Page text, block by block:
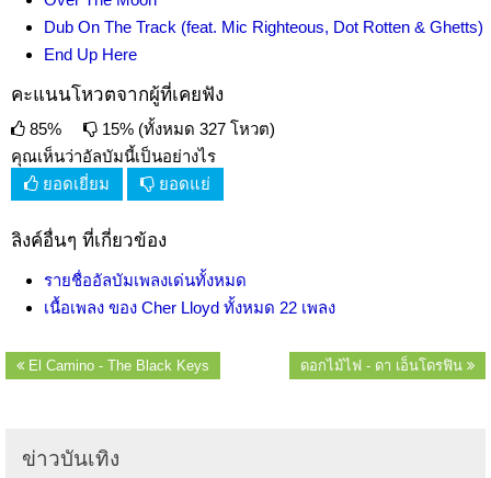
Dub On The Track (feat. Mic Righteous, Dot Rotten & Ghetts)
End Up Here
คะแนนโหวตจากผู้ที่เคยฟัง
85%
15% (ทั้งหมด 327 โหวต)
คุณเห็นว่าอัลบัมนี้เป็นอย่างไร
ยอดเยี่ยม
ยอดแย่
ลิงค์อื่นๆ ที่เกี่ยวข้อง
รายชื่ออัลบัมเพลงเด่นทั้งหมด
เนื้อเพลง ของ Cher Lloyd ทั้งหมด 22 เพลง
ดอกไม้ไฟ - ดา เอ็นโดรฟิน
El Camino - The Black Keys
ข่าวบันเทิง